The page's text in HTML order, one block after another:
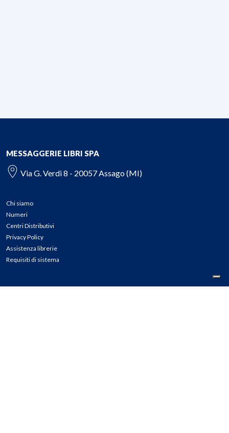
MESSAGGERIE LIBRI SPA
Via G. Verdi 8 - 20057 Assago (MI)
Chi siamo
Numeri
Centri Distributivi
Privacy Policy
Assistenza librerie
Requisiti di sistema
CONTATTI